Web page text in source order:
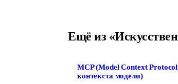
Ещё из
MCP (Model Context
контекста модели)